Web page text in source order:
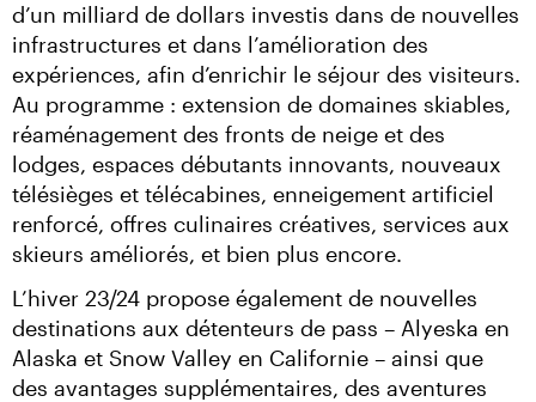
d’un milliard de dollars investis dans de nouvelles
infrastructures et dans l’amélioration des
expériences, afin d’enrichir le séjour des visiteurs.
Au programme : extension de domaines skiables,
réaménagement des fronts de neige et des
lodges, espaces débutants innovants, nouveaux
télésièges et télécabines, enneigement artificiel
renforcé, offres culinaires créatives, services aux
skieurs améliorés, et bien plus encore.
L’hiver 23/24 propose également de nouvelles
destinations aux détenteurs de pass – Alyeska en
Alaska et Snow Valley en Californie – ainsi que
des avantages supplémentaires, des aventures